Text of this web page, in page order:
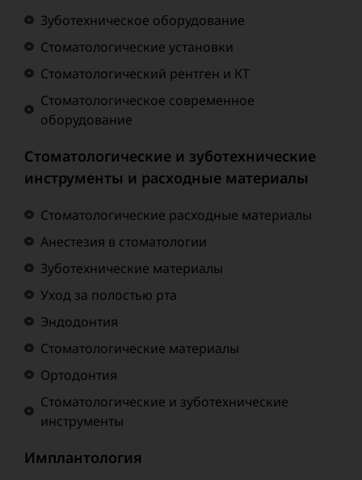
Зуботехническое оборудование
Стоматологические установки
Стоматологический рентген и КТ
Стоматологическое современное
оборудование
Стоматологические и зуботехнические
инструменты и расходные материалы
Стоматологические расходные материалы
Анестезия в стоматологии
Зуботехнические материалы
Уход за полостью рта
Эндодонтия
Стоматологические материалы
Ортодонтия
Стоматологические и зуботехнические
инструменты
Имплантология